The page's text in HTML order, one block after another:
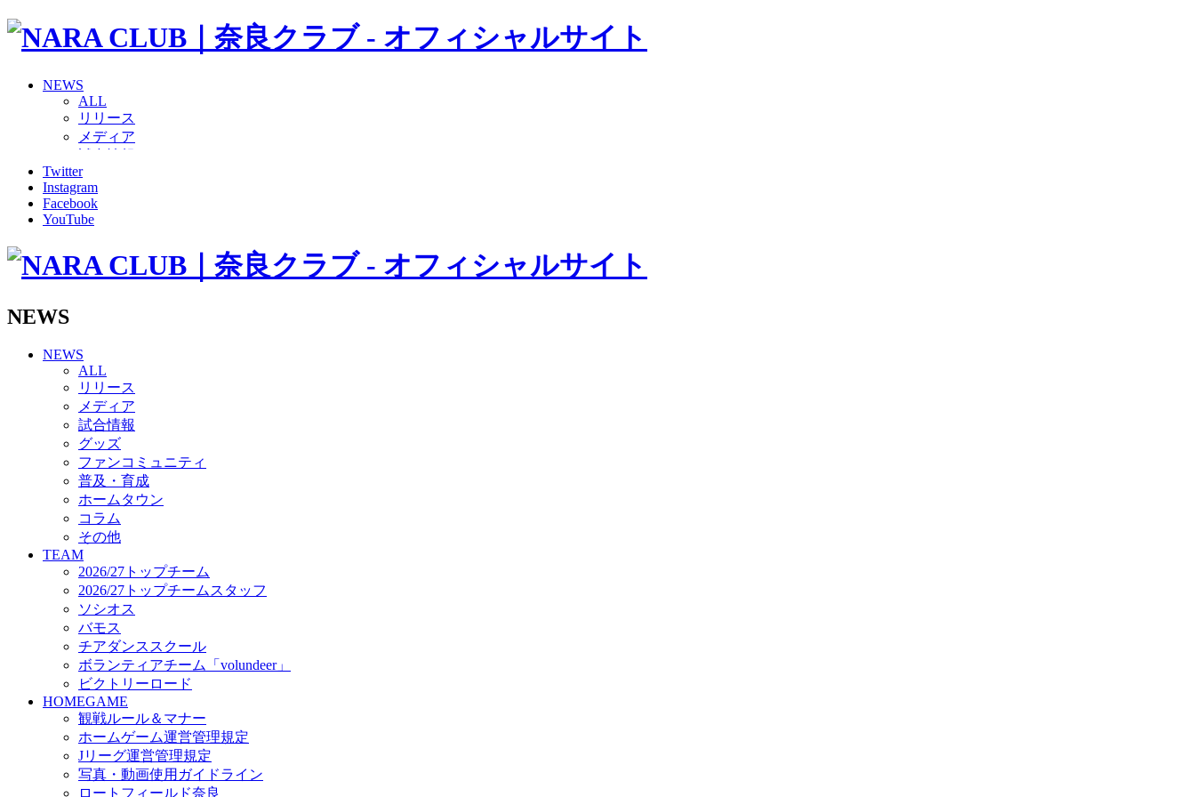
NEWS
ALL
リリース
メディア
グッズ
ファンコミュニティ
普及・育成
ホームタウン
その他
バモス
チアダンススクール
ボランティアチーム「volundeer」
ビクトリーロード
HOMEGAME
観戦ルール＆マナー
ホームゲーム運営管理規定
Jリーグ運営管理規定
写真・動画使用ガイドライン
ロートフィールド奈良
SCHEDULE
2026/27
練習見学時のファンサービスについて
TICKET
奈良クラブ明治安田J3リーグ2026/27シーズン試合観戦チケット
奈良クラブ明治安田Ｊ3リーグ 2026/27シーズン「鹿パス」
観戦ルール＆マナー
FANCOMMUNITY
2026/27ファンコミュニティ
サポートショップ
GOODS
オフィシャルストア（実店舗）
オンラインストア
ACADEMY
アカデミーについて
Twitter
Instagram
Facebook
YouTube
NEWS
NEWS
ALL
リリース
メディア
試合情報
グッズ
ファンコミュニティ
普及・育成
ホームタウン
コラム
その他
TEAM
2026/27トップチーム
2026/27トップチームスタッフ
ソシオス
バモス
チアダンススクール
ボランティアチーム「volundeer」
ビクトリーロード
HOMEGAME
観戦ルール＆マナー
ホームゲーム運営管理規定
Jリーグ運営管理規定
写真・動画使用ガイドライン
ロートフィールド奈良